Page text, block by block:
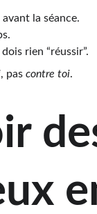
la séance.
rien “réussir”.
, pas contre toi.